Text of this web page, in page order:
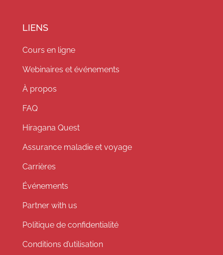
LIENS
Cours en ligne
Webinaires et événements
À propos
FAQ
Hiragana Quest
Assurance maladie et voyage
Carrières
Événements
Partner with us
Politique de confidentialité
Conditions d’utilisation